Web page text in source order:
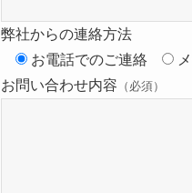
に
し
て
弊社からの連絡方法
お電話でのご連絡
お問い合わせ内容 （必須）